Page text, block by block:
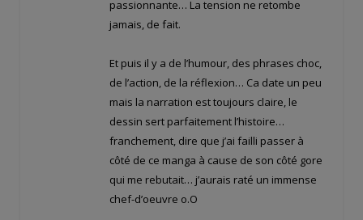
passionnante… La tension ne retombe
jamais, de fait.
Et puis il y a de l’humour, des phrases choc,
de l’action, de la réflexion… Ca date un peu
mais la narration est toujours claire, le
dessin sert parfaitement l’histoire…
franchement, dire que j’ai failli passer à
côté de ce manga à cause de son côté gore
qui me rebutait… j’aurais raté un immense
chef-d’oeuvre o.O